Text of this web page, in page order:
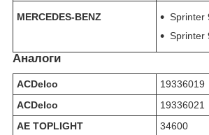
MERCEDES-BENZ
Sprinter
Sprinter
Аналоги
ACDelco
19336019
ACDelco
19336021
AE TOPLIGHT
34600